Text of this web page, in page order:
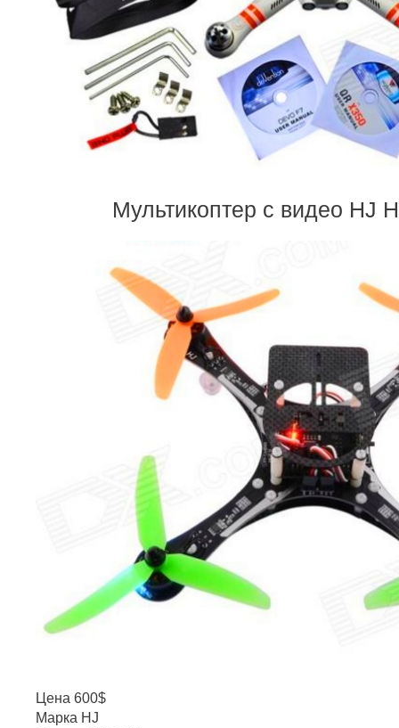
Мультикоптер с видео HJ
Цена 600$
Марка HJ